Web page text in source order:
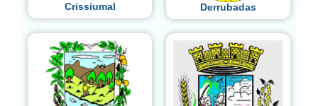
Crissiumal Derrubadas